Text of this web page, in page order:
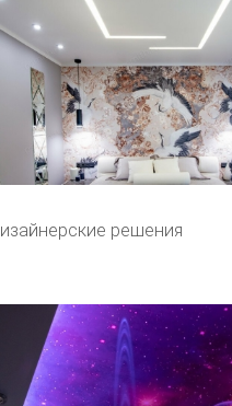
решения